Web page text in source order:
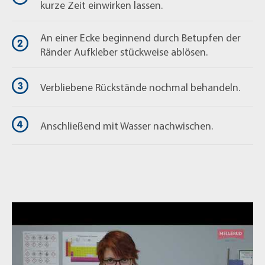
kurze Zeit einwirken lassen.
An einer Ecke beginnend durch Betupfen der
Ränder Aufkleber stückweise ablösen.
Verbliebene Rückstände nochmal behandeln.
Anschließend mit Wasser nachwischen.